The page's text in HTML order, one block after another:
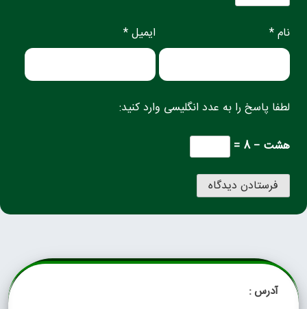
نام * ایمیل *
لطفا پاسخ را به عدد انگلیسی وارد کنید:
هشت − 8 =
آدرس :